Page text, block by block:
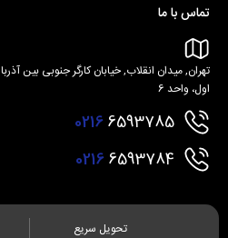
تماس با ما
اول، واحد 6
02166593785
02166593784
تحویل سریع